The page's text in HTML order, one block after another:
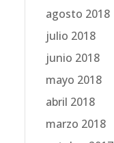
agosto 2018
julio 2018
junio 2018
mayo 2018
abril 2018
marzo 2018